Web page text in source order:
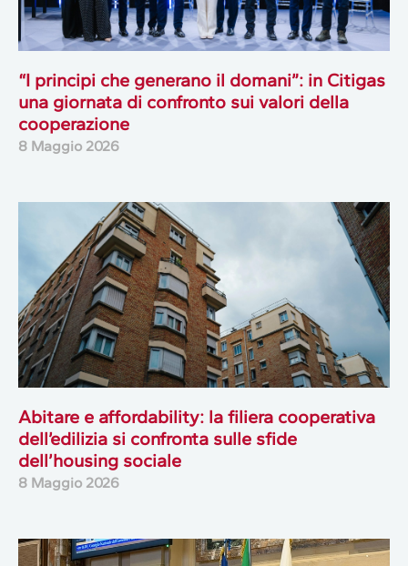
“I principi che generano il domani”: in Citigas
una giornata di confronto sui valori della
cooperazione
8 Maggio 2026
Abitare e affordability: la filiera cooperativa
dell’edilizia si confronta sulle sfide
dell’housing sociale
8 Maggio 2026